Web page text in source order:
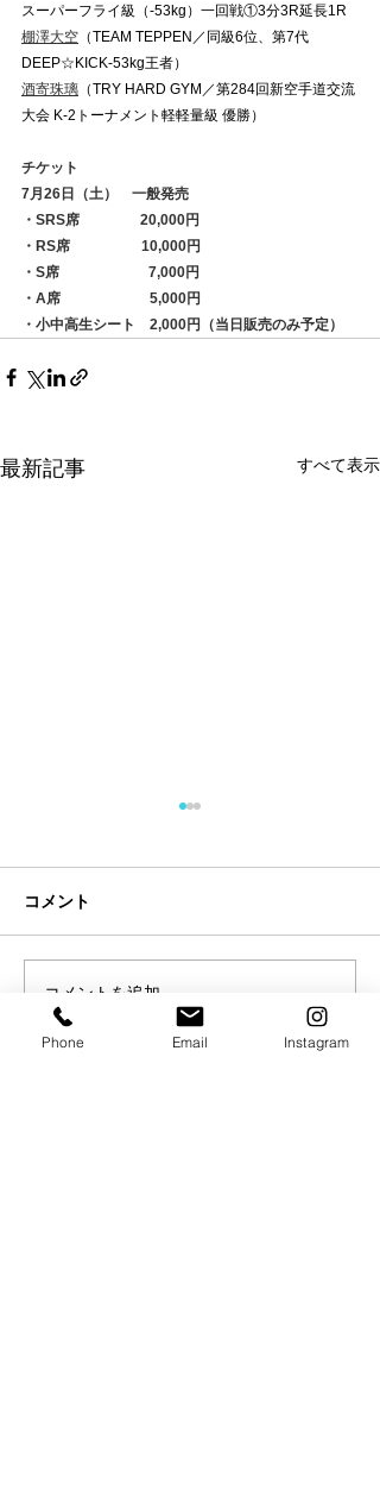
スーパーフライ級（-53kg）一回戦①3分3R延長1R
棚澤大空 （TEAM TEPPEN／同級6位、第7代
DEEP☆KICK-53kg王者）
酒寄珠璃 （TRY HARD GYM／第284回新空手道交流
大会 K-2トーナメント軽軽量級 優勝）
チケット
7月26日（土）　一般発売
・SRS席　　　　 20,000円
・RS席　　　　　10,000円
・S席　　　　　　 7,000円
・A席　　　　　　 5,000円
・小中高生シート　2,000円（当日販売のみ予定）
最新記事 すべて表示
【試合情報】今泉瑛司出
場決定
コメント
コメントを追加…
Phone Email Instagram